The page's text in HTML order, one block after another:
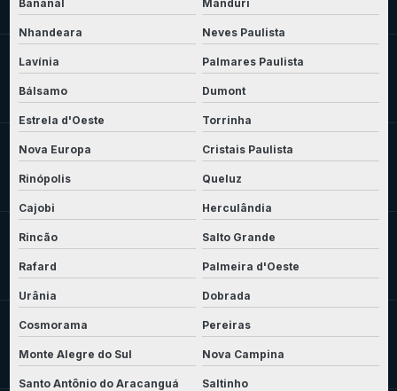
Bananal Manduri
Nhandeara Neves Paulista
Lavínia Palmares Paulista
Bálsamo Dumont
Estrela d'Oeste Torrinha
Nova Europa Cristais Paulista
Rinópolis Queluz
Cajobi Herculândia
Rincão Salto Grande
Rafard Palmeira d'Oeste
Urânia Dobrada
Cosmorama Pereiras
Monte Alegre do Sul Nova Campina
Santo Antônio do Aracanguá Saltinho